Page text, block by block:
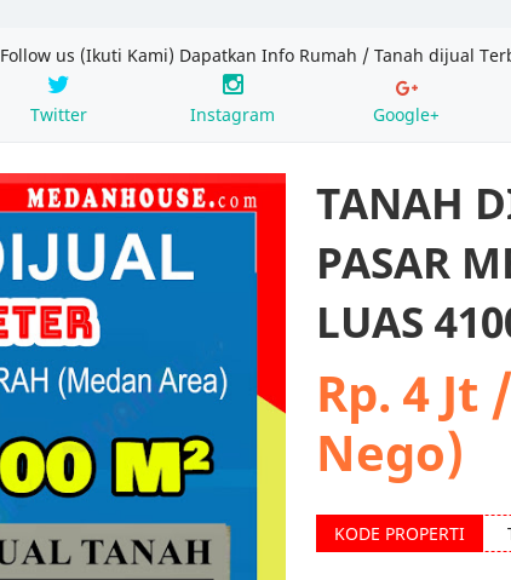
Follow us (Ikuti Kami) Dapatkan Info Rumah / Tanah dijual
Twitter Instagram Google+
TANAH
PASAR
LUAS
Rp. 4
Nego)